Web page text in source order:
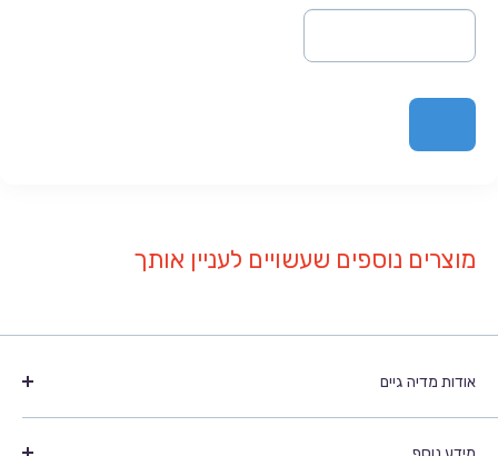
מוצרים נוספים שעשויים לעניין אותך
אודות מדיה גיים
מדיה גיים הנה חברה מובילה בתחום משחקי המחשב והוידאו,